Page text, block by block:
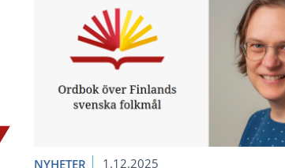
NYHETER 1.12.2025